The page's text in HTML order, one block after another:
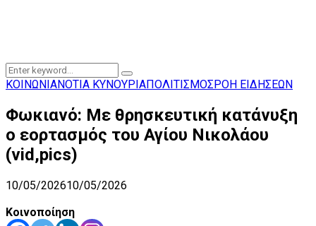
Search
for:
Search
ΚΟΙΝΩΝΙΑΝΟΤΙΑ ΚΥΝΟΥΡΙΑΠΟΛΙΤΙΣΜΟΣ ΡΟΗ ΕΙΔΗΣΕΩΝ
Φωκιανό: Με θρησκευτική κατάνυξη
ο εορτασμός του Αγίου Νικολάου
(vid,pics)
10/05/202610/05/2026
Κοινοποίηση